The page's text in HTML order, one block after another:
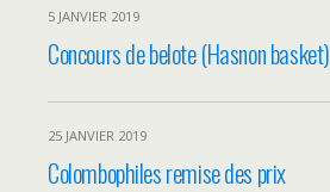
5 JANVIER 2019
Concours de belote (Hasnon basket)
25 JANVIER 2019
Colombophiles remise des prix